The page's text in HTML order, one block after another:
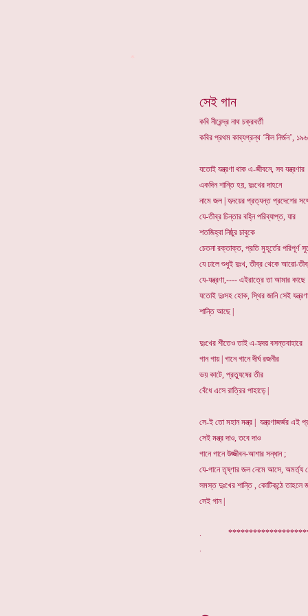
সেই গান
কবি নীরেন্দ্র নাথ চক্রবর্তী
কবির প্রথম কাব্যগ্রন্থ ‘নীল নির্জন’,
যতোই যন্ত্রণা থাক এ-জীবনে, সব যন্ত্রণার
একদিন শান্তি হয়, দুঃখের দাহনে
নামে জল | হৃদয়ের প্রত্যন্ত প্রদেশের
যে-তীব্র চিন্তার বহ্নি পরিব্যাপ্ত, যার
শতজিহ্বা নিষ্ঠুর চাবুকে
চেতনা রক্তাক্ত, প্রতি মুহূর্তের পরিপূর্ণ
যে ঢালে শুধুই দুঃখ, তীব্র থেকে আরো-
যে-যন্ত্রণা,---- এইরাত্রে তা আমার কাছে
যতোই দুঃসহ হোক, স্থির জানি সেই
শান্তি আছে |
দুঃখের শীতেও তাই এ-হৃদয় বসন্তবাহারে
গান গায় | গানে গানে দীর্ঘ রজনীর
ভয় কাটে, প্রত্যুষের তীর
বেঁধে এসে রাত্রির পাহাড়ে |
সে-ই তো মহান মন্ত্র | যন্ত্রণাজর্জর এই
সেই মন্ত্র দাও, তবে দাও
গানে গানে উজ্জীবন-আশার সন্ধান ;
যে-গানে তৃষ্ণার জল নেমে আসে, অমর্ত্য
সমস্ত দুঃখের শান্তি , কোটিকন্ঠে তাহলে
সেই গান |
.